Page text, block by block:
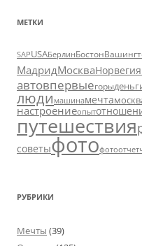
МЕТКИ
SAPUSAБерлинБостон
МадридМоскваНорвегия
автовпервыегоры
люди машинамечта
настроениеопыт
путешествия
советыфотофотоотчет
РУБРИКИ
Мечты (39)